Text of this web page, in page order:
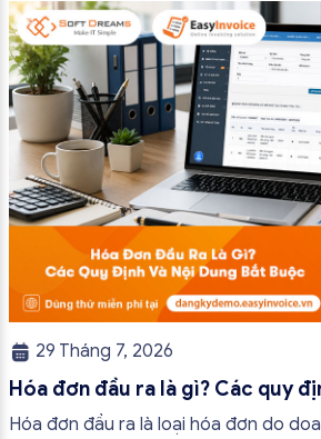
trường hợp hóa đơn điện tử không
29 Tháng 7, 2026
Hóa đơn đầu ra là gì? Các quy
bắt buộc mới nhất
Hóa đơn đầu ra là loại hóa đơn do